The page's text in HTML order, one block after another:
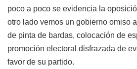
poco a poco se evidencia la
otro lado vemos un gobierno omiso
de pinta de bardas, colocación de
promoción electoral disfrazada de
favor de su partido.